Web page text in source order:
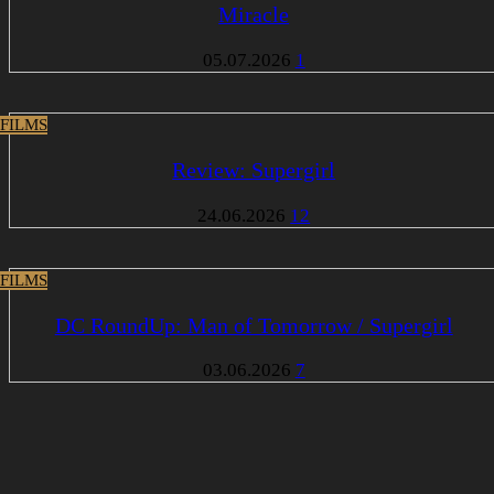
Miracle
05.07.2026 1
Review: Supergirl
24.06.2026 12
DC RoundUp: Man of Tomorrow / Supergirl
03.06.2026 7